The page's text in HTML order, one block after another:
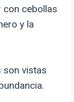
con cebollas
y la
son vistas